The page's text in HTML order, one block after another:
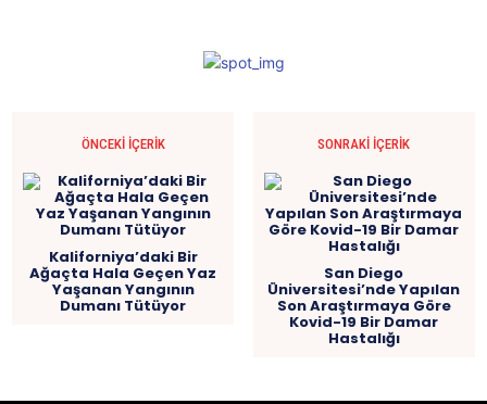
ÖNCEKI İÇERIK
Kaliforniya’daki Bir
Ağaçta Hala Geçen Yaz
Yaşanan Yangının
Dumanı Tütüyor
SONRAKI İÇERIK
San Diego
Üniversitesi’nde Yapılan
Son Araştırmaya Göre
Kovid-19 Bir Damar
Hastalığı